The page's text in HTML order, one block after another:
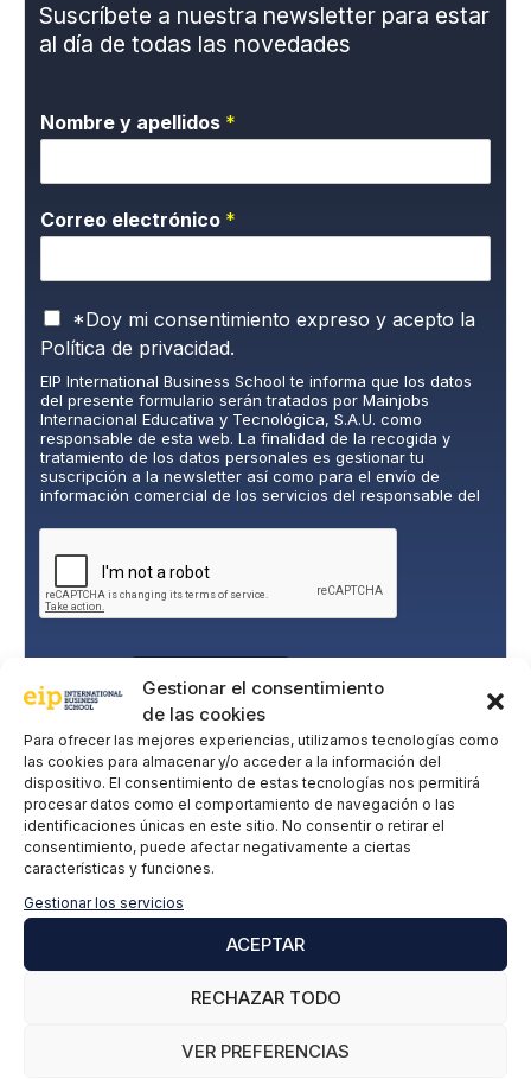
Gestionar el consentimiento
de las cookies
Para ofrecer las mejores experiencias, utilizamos tecnologías como
las cookies para almacenar y/o acceder a la información del
dispositivo. El consentimiento de estas tecnologías nos permitirá
procesar datos como el comportamiento de navegación o las
identificaciones únicas en este sitio. No consentir o retirar el
consentimiento, puede afectar negativamente a ciertas
características y funciones.
Gestionar los servicios
ACEPTAR
RECHAZAR TODO
VER PREFERENCIAS
Suscríbete a nuestra newsletter para estar
al día de todas las novedades
Nombre y apellidos *
Correo electrónico *
P
o
í
t
i
c
a
d
e
v
i
a
d
*
*Doy mi consentimiento expreso y acepto la
Política de privacidad.
EIP International Business School te informa que los datos
del presente formulario serán tratados por Mainjobs
Internacional Educativa y Tecnológica, S.A.U. como
responsable de esta web. La finalidad de la recogida y
tratamiento de los datos personales es gestionar tu
suscripción a la newsletter así como para el envío de
información comercial de los servicios del responsable del
del/a interesado/a. No se cederán datos a terceros, salvo
obligación legal. Podrás ejercer tus derechos de acceso,
rectificación, limitación y supresión de los datos en
cumplimiento@grupomainjobs.com
, así como el derecho a
presentar una reclamación ante la autoridad de control.
SUSCRIBIRME